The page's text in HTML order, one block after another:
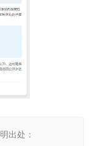
出处：